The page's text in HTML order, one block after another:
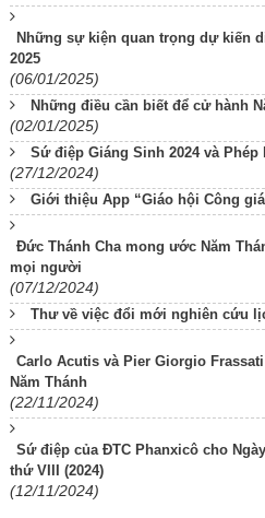
Những sự kiện quan trọng dự kiến
2025
(06/01/2025)
Những điều cần biết để cử hành
(02/01/2025)
Sứ điệp Giáng Sinh 2024 và Phép
(27/12/2024)
Giới thiệu App “Giáo hội Công
Đức Thánh Cha mong ước Năm
mọi người
(07/12/2024)
Thư về việc đổi mới nghiên cứu
Carlo Acutis và Pier Giorgio
Năm Thánh
(22/11/2024)
Sứ điệp của ĐTC Phanxicô cho
thứ VIII (2024)
(12/11/2024)